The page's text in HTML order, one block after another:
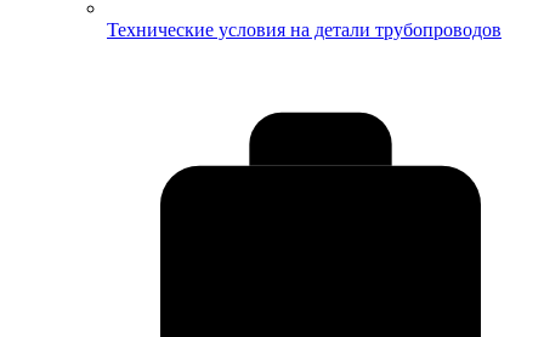
Технические условия на детали трубопроводов